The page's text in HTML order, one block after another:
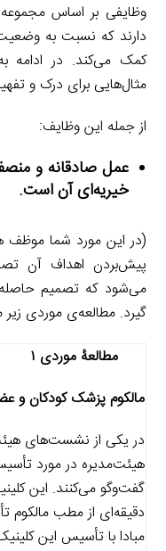
دارند که نسبت به
کمک می‌کند. در ادامه
مثال‌هایی برای درک و
از جمله این وظایف:
عمل صادقانه و
خیریه‌ای آن است.
(در این مورد شما موظف
پیش‌بردن اهداف آن
می‌شود که تصمیم
گیرد. مطالعه‌ی موردی
مطالعۀ موردی ۱
مالکوم پزشک کودکان و
در یکی از نشست‌های
هیئت‌مدیره در مورد
دقیقه‌ای از مطب مالکوم
مبادا با تأسیس این